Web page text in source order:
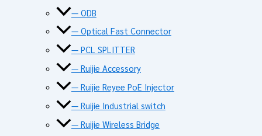
— ODB
— Optical Fast Connector
— PCL SPLITTER
— Ruijie Accessory
— Ruijie Reyee PoE Injector
— Ruijie Industrial switch
— Ruijie Wireless Bridge